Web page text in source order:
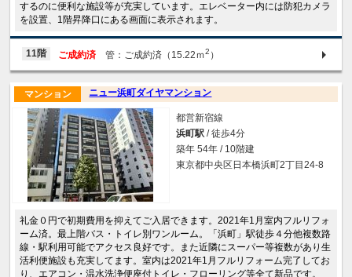
するのに便利な施設等が充実しています。エレベーター内には防犯カメラ
を設置、1階昇降口にある画面に表示されます。
11階 ご成約済 管：ご成約済（15.22ｍ2 ）
ニュー浜町ダイヤマンション
マンション
都営新宿線
浜町駅 / 徒歩4分
築年 54年 / 10階建
東京都中央区日本橋浜町2丁目24-8
礼金０円で初期費用を抑えてご入居できます。2021年1月室内フルリフォ
ーム済。最上階バス・トイレ別ワンルーム。「浜町」駅徒歩４分他複数路
線・駅利用可能でアクセス良好です。また近隣にスーパー等複数があり生
活利便施設も充実してます。室内は2021年1月フルリフォーム完了してお
り、エアコン・温水洗浄便座付トイレ・フローリング等全て新品です。